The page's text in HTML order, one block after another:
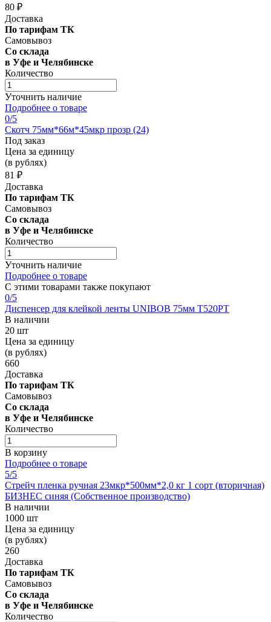
80 ₽
Доставка
По тарифам ТК
Самовывоз
Со склада
в Уфе и Челябинске
Количество
Уточнить наличие
Подробнее о товаре
0/5
Скотч 75мм*66м*45мкр прозр (24)
Под заказ
Цена за единицу
(в рублях)
81 ₽
Доставка
По тарифам ТК
Самовывоз
Со склада
в Уфе и Челябинске
Количество
Уточнить наличие
Подробнее о товаре
С этими товарами также покупают
0/5
Диспенсер для клейкой ленты UNIBOB 75мм Т520РТ
В наличии
20 шт
Цена за единицу
(в рублях)
660
Доставка
По тарифам ТК
Самовывоз
Со склада
в Уфе и Челябинске
Количество
В корзину
Подробнее о товаре
5/5
Стрейч пленка ручная 23мкр*500мм*2,0 кг 1 сорт (вторичная)
БИЗНЕС синяя (Собственное производство)
В наличии
1000 шт
Цена за единицу
(в рублях)
260
Доставка
По тарифам ТК
Самовывоз
Со склада
в Уфе и Челябинске
Количество